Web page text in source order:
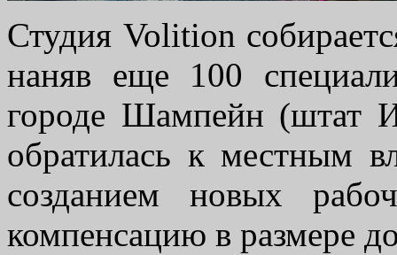
Студия Volition
наняв еще 100
городе Шампейн (штат
обратилась к местным
созданием новых
компенсацию в размере